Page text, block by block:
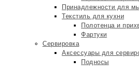
Принадлежности для
Текстиль для кухни
Полотенца и
Фартуки
Сервировка
Аксессуары для
Подносы